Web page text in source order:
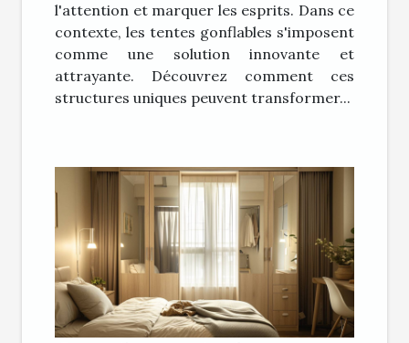
l'attention et marquer les esprits. Dans ce
contexte, les tentes gonflables s'imposent
comme une solution innovante et
attrayante. Découvrez comment ces
structures uniques peuvent transformer...